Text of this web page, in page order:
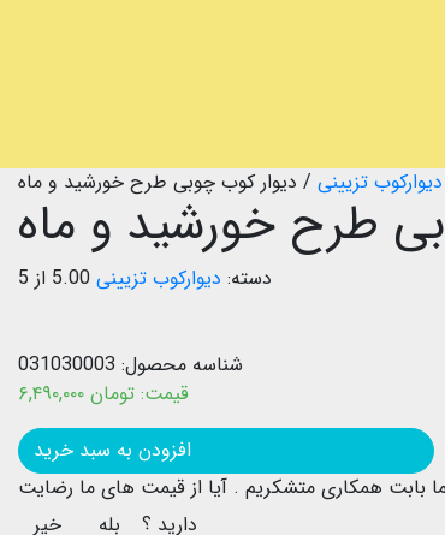
دیوارکوب تزیینی / دیوار کوب چوبی طرح خورشید و ماه
طرح خورشید و ماه
دسته: دیوارکوب تزیینی 5.00 از 5
شناسه محصول: 031030003
قیمت: تومان
بابت همکاری متشکریم . آیا از قیمت های ما رضایت
دارید ؟
بله خیر